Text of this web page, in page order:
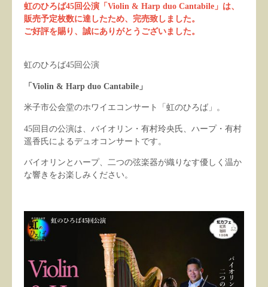
虹のひろば45回公演「Violin & Harp duo Cantabile」は、
販売予定枚数に達したため、完売致しました。
ご好評を賜り、誠にありがとうございました。
虹のひろば45回公演
「Violin & Harp duo Cantabile」
米子市公会堂のホワイエコンサート「虹のひろば」。
45回目の公演は、バイオリン・有村玲央氏、ハープ・有村
遥香氏によるデュオコンサートです。
バイオリンとハープ、二つの弦楽器が織りなす優しく温か
な響きをお楽しみください。